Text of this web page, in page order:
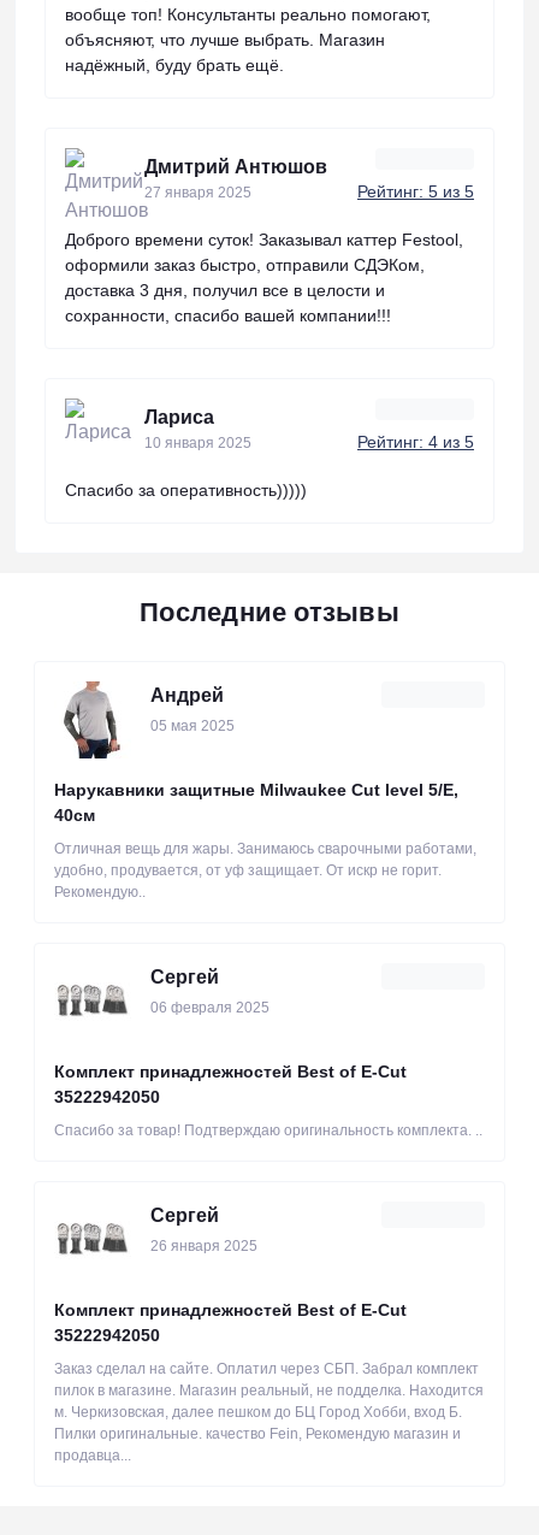
вообще топ! Консультанты реально помогают,
объясняют, что лучше выбрать. Магазин
надёжный, буду брать ещё.
Дмитрий Антюшов
27 января 2025 Рейтинг: 5 из 5
Доброго времени суток! Заказывал каттер Festool,
оформили заказ быстро, отправили СДЭКом,
доставка 3 дня, получил все в целости и
сохранности, спасибо вашей компании!!!
Лариса
10 января 2025 Рейтинг: 4 из 5
Спасибо за оперативность)))))
Последние отзывы
Андрей
05 мая 2025
Нарукавники защитные Milwaukee Cut level 5/Е,
40см
Отличная вещь для жары. Занимаюсь сварочными работами,
удобно, продувается, от уф защищает. От искр не горит.
Рекомендую..
Сергей
06 февраля 2025
Комплект принадлежностей Best of E-Cut
35222942050
Спасибо за товар! Подтверждаю оригинальность комплекта. ..
Сергей
26 января 2025
Комплект принадлежностей Best of E-Cut
35222942050
Заказ сделал на сайте. Оплатил через СБП. Забрал комплект
пилок в магазине. Магазин реальный, не подделка. Находится
м. Черкизовская, далее пешком до БЦ Город Хобби, вход Б.
Пилки оригинальные. качество Fein, Рекомендую магазин и
продавца...